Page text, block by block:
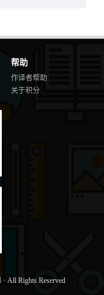
帮助
作译者帮助
关于积分
· All Rights Reserved